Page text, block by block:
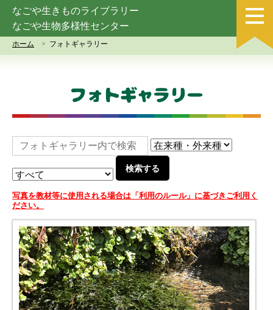
なごや生きものライブラリー
なごや生物多様性センター
ホーム フォトギャラリー
フォトギャラリー
写真を教材等に使用される場合は「利用のルール」に基づきご利用く
ださい。